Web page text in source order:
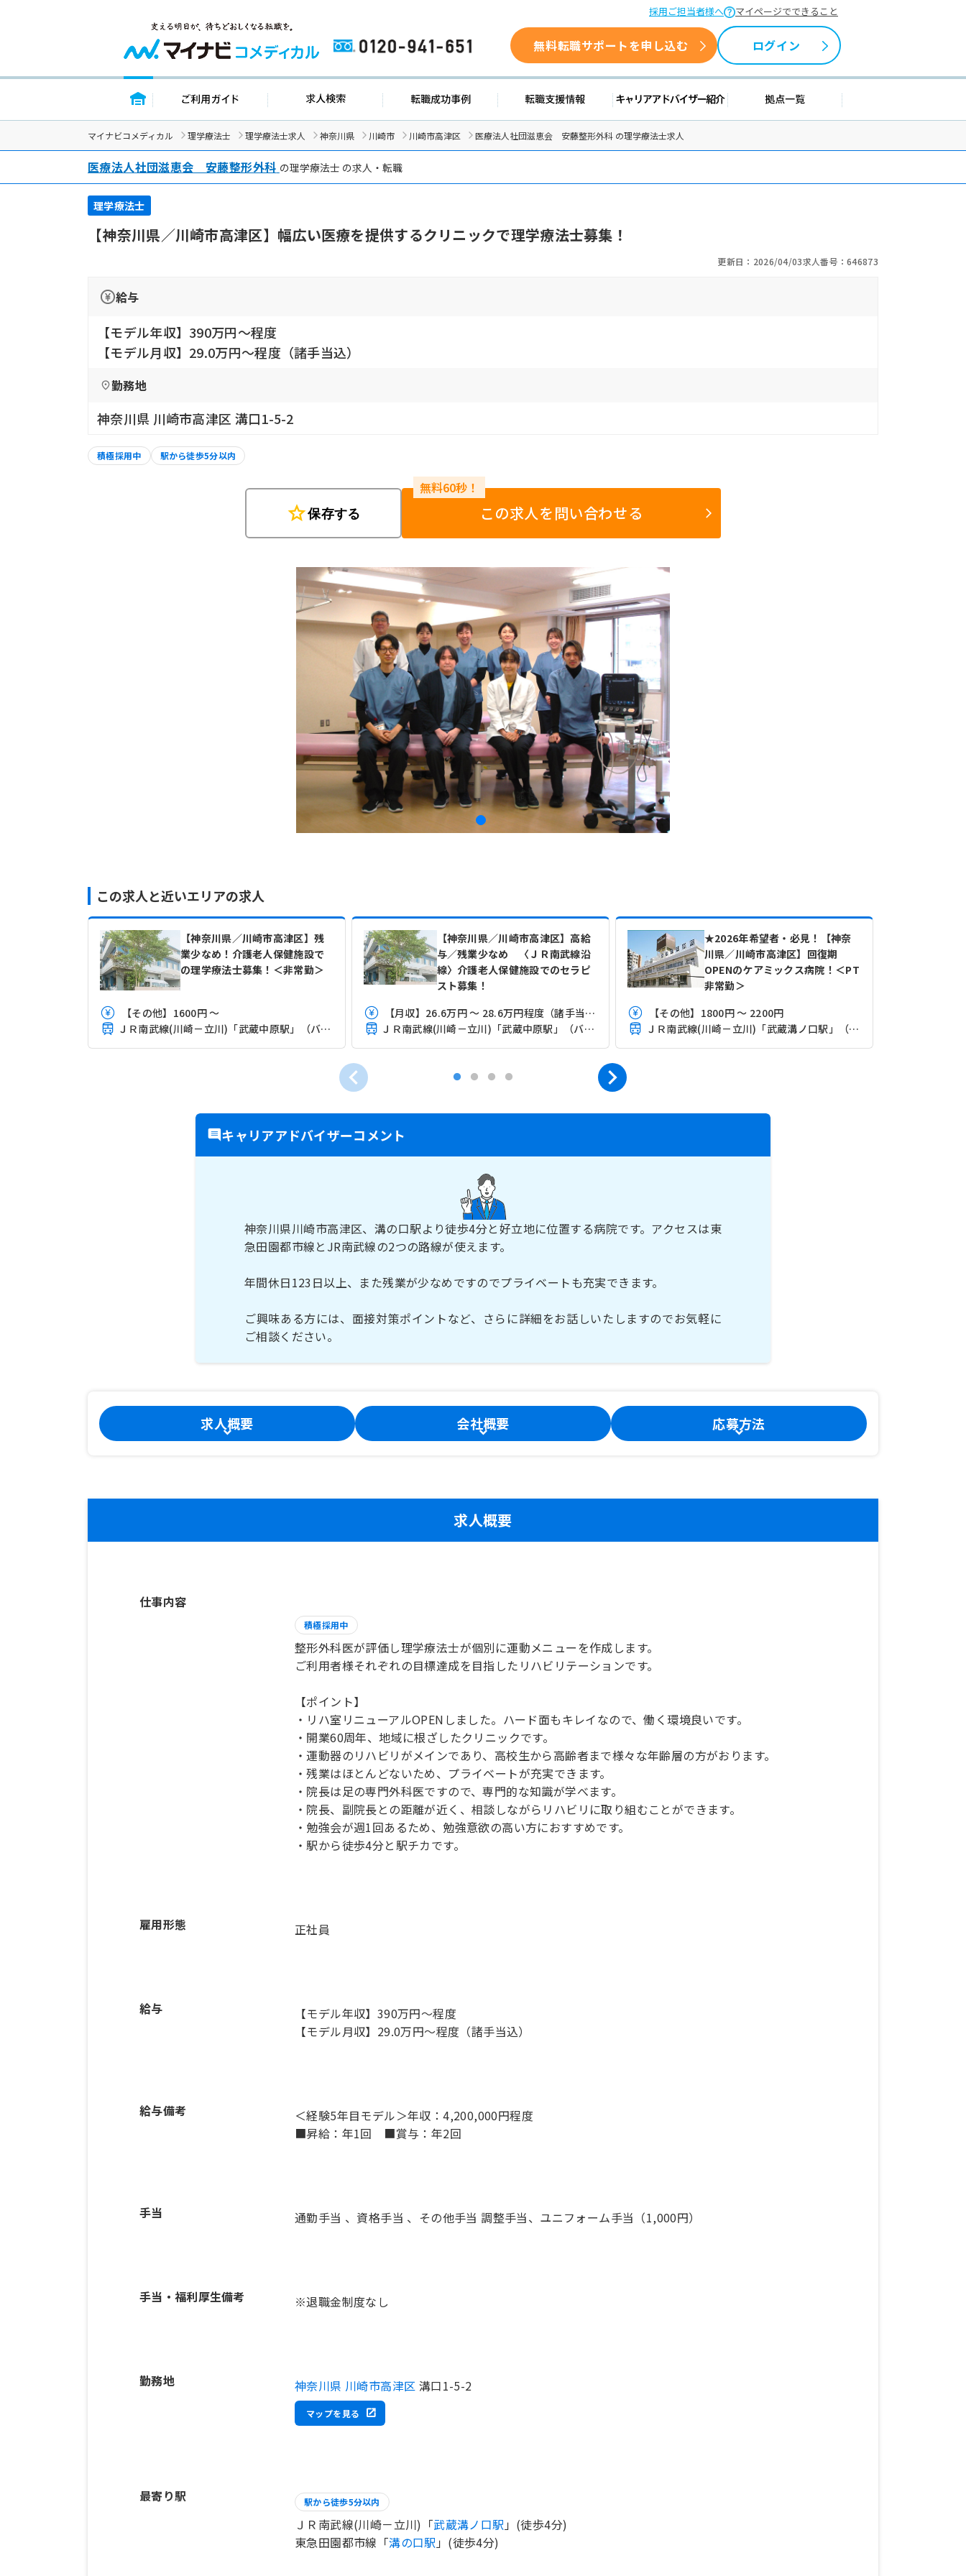
採用ご担当者様へ マイページでできること
0120-941-651 無料転職サポートを申し込む ログイン
トップページ ご利用ガイド 求人検索 転職成功事例 転職支援情報 キャリアアドバイザー紹介 拠点一覧
マイナビコメディカル 理学療法士 理学療法士求人 神奈川県 川崎市 川崎市高津区 医療法人社団滋恵会 安藤整形外科 の理学療法士求人
医療法人社団滋恵会 安藤整形外科 の理学療法士 の求人・転職
理学療法士
【神奈川県／川崎市高津区】幅広い医療を提供するクリニックで理学療法士募集！
更新日：2026/04/03求人番号：646873
給与
【モデル年収】390万円〜程度
【モデル月収】29.0万円〜程度（諸手当込）
勤務地
神奈川県 川崎市高津区 溝口1-5-2
積極採用中 駅から徒歩5分以内
star保存する この求人を問い合わせる
この求人と近いエリアの求人
【神奈川県／川崎市高津区】残
業少なめ！介護老人保健施設で
の理学療法士募集！＜非常勤＞
【その他】1600円 ～
ＪＲ南武線(川崎－立川)「武蔵中原駅」（バス・車6分）
【神奈川県／川崎市高津区】高給
与／残業少なめ 〈ＪＲ南武線沿
線〉介護老人保健施設でのセラピ
スト募集！
【月収】26.6万円 ～ 28.6万円程度（諸手当込）
ＪＲ南武線(川崎－立川)「武蔵中原駅」（バス・車12分）
★2026年希望者・必見！【神奈
川県／川崎市高津区】回復期
OPENのケアミックス病院！＜PT
非常勤＞
【その他】1800円 ～ 2200円
ＪＲ南武線(川崎－立川)「武蔵溝ノ口駅」（徒歩6分）
キャリアアドバイザーコメント
神奈川県川崎市高津区、溝の口駅より徒歩4分と好立地に位置する病院です。アクセスは東
急田園都市線とJR南武線の2つの路線が使えます。
年間休日123日以上、また残業が少なめですのでプライベートも充実できます。
ご興味ある方には、面接対策ポイントなど、さらに詳細をお話しいたしますのでお気軽に
ご相談ください。
求人概要 会社概要 応募方法
求人概要
仕事内容
積極採用中
整形外科医が評価し理学療法士が個別に運動メニューを作成します。
ご利用者様それぞれの目標達成を目指したリハビリテーションです。
【ポイント】
・リハ室リニューアルOPENしました。ハード面もキレイなので、働く環境良いです。
・開業60周年、地域に根ざしたクリニックです。
・運動器のリハビリがメインであり、高校生から高齢者まで様々な年齢層の方がおります。
・残業はほとんどないため、プライベートが充実できます。
・院長は足の専門外科医ですので、専門的な知識が学べます。
・院長、副院長との距離が近く、相談しながらリハビリに取り組むことができます。
・勉強会が週1回あるため、勉強意欲の高い方におすすめです。
・駅から徒歩4分と駅チカです。
雇用形態 正社員
給与
【モデル年収】390万円〜程度
【モデル月収】29.0万円〜程度（諸手当込）
給与備考
＜経験5年目モデル＞年収：4,200,000円程度
■昇給：年1回 ■賞与：年2回
手当 通勤手当 、資格手当 、その他手当 調整手当、ユニフォーム手当（1,000円）
手当・福利厚生備考 ※退職金制度なし
勤務地 神奈川県 川崎市高津区 溝口1-5-2
マップを見る
最寄り駅 駅から徒歩5分以内
ＪＲ南武線(川崎－立川)「武蔵溝ノ口駅 」(徒歩4分)
東急田園都市線「溝の口駅 」(徒歩4分)